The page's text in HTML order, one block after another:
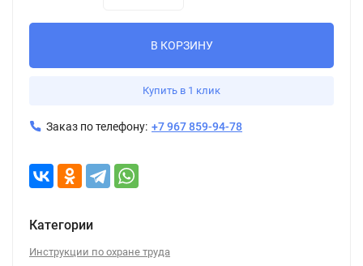
В КОРЗИНУ
Купить в 1 клик
Заказ по телефону: +7 967 859-94-78
Категории
Инструкции по охране труда